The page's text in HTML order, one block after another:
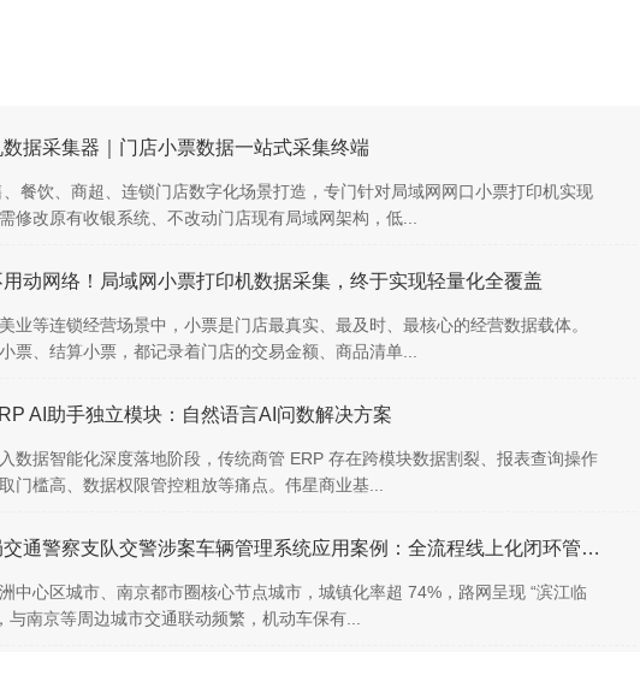
据采集器｜门店小票数据一站式采集终端
餐饮、商超、连锁门店数字化场景打造，专门针对局域网网口小票打印机实现
修改原有收银系统、不改动门店现有局域网架构，低...
动网络！局域网小票打印机数据采集，终于实现轻量化全覆盖
业等连锁经营场景中，小票是门店最真实、最及时、最核心的经营数据载体。
票、结算小票，都记录着门店的交易金额、商品清单...
AI助手独立模块：自然语言AI问数解决方案
数据智能化深度落地阶段，传统商管 ERP 存在跨模块数据割裂、报表查询操作
门槛高、数据权限管控粗放等痛点。伟星商业基...
马鞍山市公安局交通警察支队交警涉案车辆管理系统应用案例：全流程线上化闭环管理 提升涉案车辆处置效率
中心区城市、南京都市圈核心节点城市，城镇化率超 74%，路网呈现 “滨江临
与南京等周边城市交通联动频繁，机动车保有...